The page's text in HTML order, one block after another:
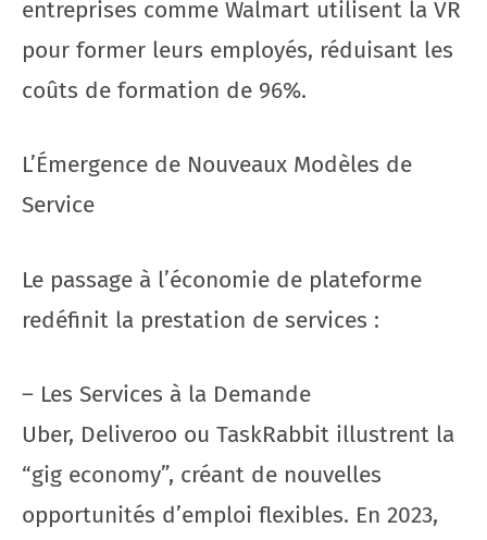
entreprises comme Walmart utilisent la VR
pour former leurs employés, réduisant les
coûts de formation de 96%.
L’Émergence de Nouveaux Modèles de
Service
Le passage à l’économie de plateforme
redéfinit la prestation de services :
– Les Services à la Demande
Uber, Deliveroo ou TaskRabbit illustrent la
“gig economy”, créant de nouvelles
opportunités d’emploi flexibles. En 2023,